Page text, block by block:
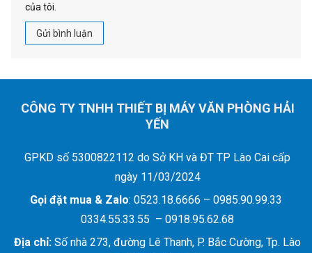
của tôi.
CÔNG TY TNHH THIẾT BỊ MÁY VĂN PHÒNG HẢI
YẾN
GPKD số 5300822112 do Sở KH và ĐT TP Lào Cai cấp
ngày 11/03/2024
Gọi đặt mua & Zalo: 0523.18.6666 – 0985.90.99.33
0334.55.33.55 – 0918.95.62.68
Địa chỉ: Số nhà 273, đường Lê Thanh, P. Bắc Cường, Tp. Lào